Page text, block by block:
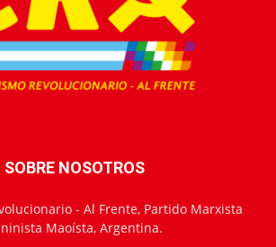
SOBRE NOSOTROS
- Al Frente, Partido Marxista
Maoísta, Argentina.